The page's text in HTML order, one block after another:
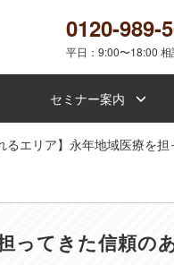
0120-989-
平日：9:00〜18:00 相
セミナー案内
るエリア】永年地域医療を
ってきた信頼の